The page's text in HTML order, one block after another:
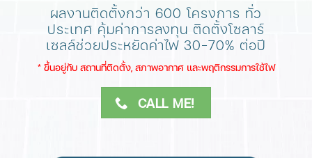
ผลงานติดตั้งกว่า 600 โครงการ ทั่ว
ประเทศ คุ้มค่าการลงทุน ติดตั้งโซลาร์
เซลล์ช่วยประหยัดค่าไฟ 30-70% ต่อปี
​* ขึ้นอยู่กับ สถานที่ติดตั้ง, สภาพอากาศ​ และพฤติกรรมการใช้ไฟ
CALL ME!